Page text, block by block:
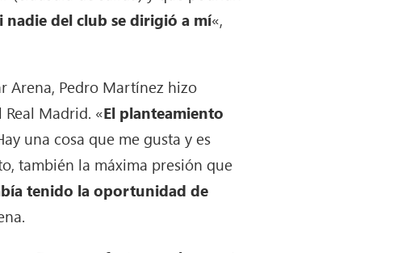
del club se dirigió a mí«,
Arena, Pedro Martínez hizo
Madrid. «El planteamiento
una cosa que me gusta y es
también la máxima presión que
tenido la oportunidad de